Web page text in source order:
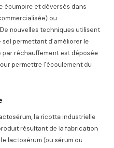
écumoire et déversés dans
ou
nouvelles techniques utilisent
permettant d’améliorer le
réchauffement est déposée
permettre l’écoulement du
la ricotta industrielle
résultant de la fabrication
lactosérum (ou sérum ou